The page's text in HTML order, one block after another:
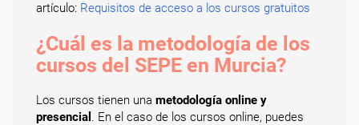
artículo: Requisitos de acceso a los cursos gratuitos
¿Cuál es la metodología de los
cursos del SEPE en Murcia?
Los cursos tienen una metodología online y
presencial . En el caso de los cursos online, puedes